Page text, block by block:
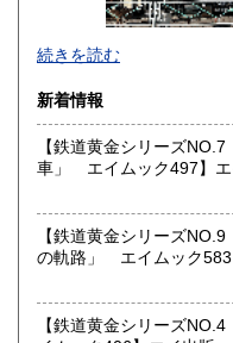
宮崎県
沖縄県
東京都では「銀装堂」と
基本的には同じ書店となり
★★ご質問、ご要望はご
★★電話・FAXでの在庫
せん。
すべての方にメールで
★★メールでのお問い合
ルと判断して返信いたし
沿線名：★★電話・FAX
続きを読む
新着情報
【鉄道黄金シリーズ
車」 エイムック497】エ
【鉄道黄金シリーズ
の軌路」 エイムック583
【鉄道黄金シリーズ